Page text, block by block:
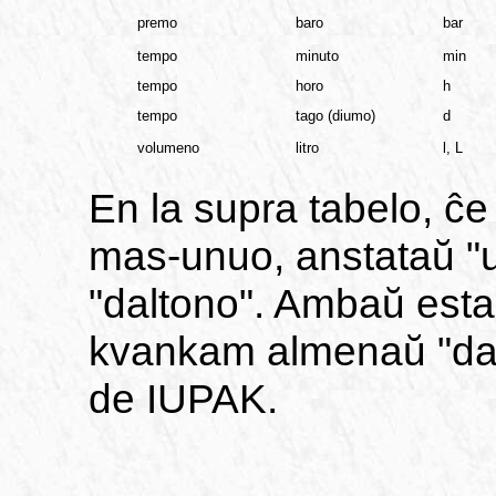
premo baro bar
tempo minuto
min
tempo
horo
h
tempo
tago (diumo) d
volumeno litro l, L
En la supra tabelo,
mas-unuo, anstataŭ
"daltono". Ambaŭ
kvankam almenaŭ
de IUPAK.